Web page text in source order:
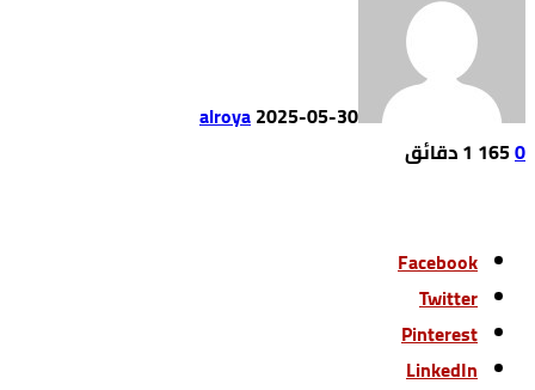
alroya2025-05-30
0
165 1 ‫دقائق‬
Facebook
Twitter
Pinterest
LinkedIn